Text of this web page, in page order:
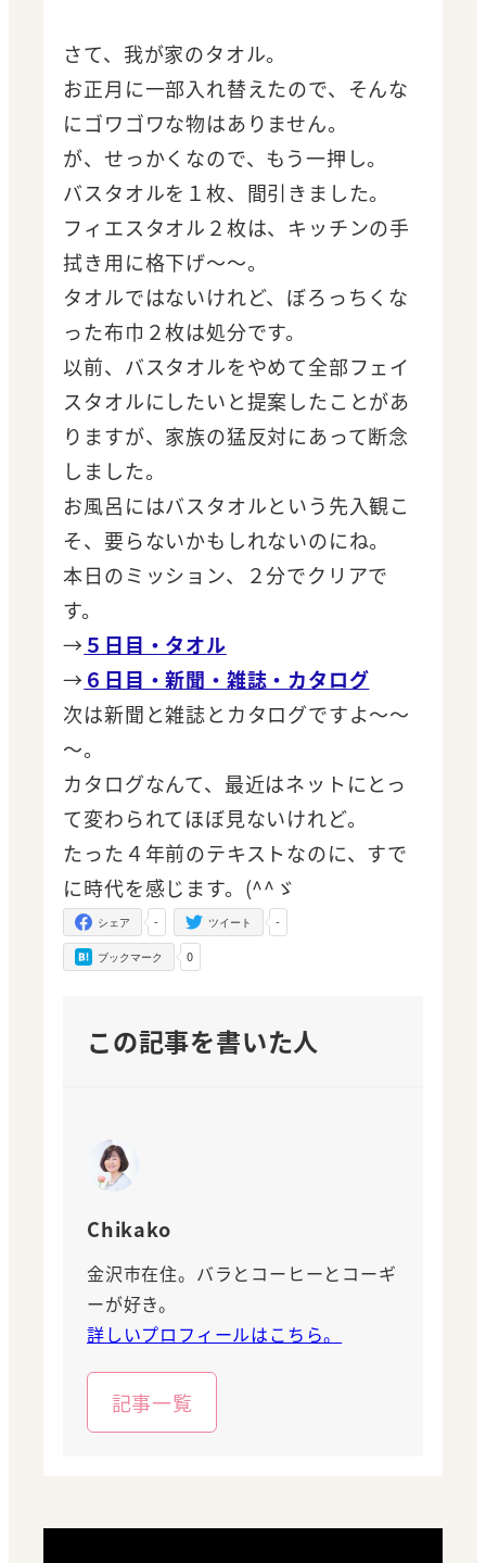
さて、我が家のタオル。
お正月に一部入れ替えたので、そんな
にゴワゴワな物はありません。
が、せっかくなので、もう一押し。
バスタオルを１枚、間引きました。
フィエスタオル２枚は、キッチンの手
拭き用に格下げ～～。
タオルではないけれど、ぼろっちくな
った布巾２枚は処分です。
以前、バスタオルをやめて全部フェイ
スタオルにしたいと提案したことがあ
りますが、家族の猛反対にあって断念
しました。
お風呂にはバスタオルという先入観こ
そ、要らないかもしれないのにね。
本日のミッション、２分でクリアで
す。
→ ５日目・タオル
→ ６日目・新聞・雑誌・カタログ
次は新聞と雑誌とカタログですよ～～
～。
カタログなんて、最近はネットにとっ
て変わられてほぼ見ないけれど。
たった４年前のテキストなのに、すで
に時代を感じます。(^^ゞ
-
シェア -
ツイート
0
ブックマーク
この記事を書いた人
Chikako
金沢市在住。バラとコーヒーとコーギ
ーが好き。
詳しいプロフィールはこちら。
記事一覧